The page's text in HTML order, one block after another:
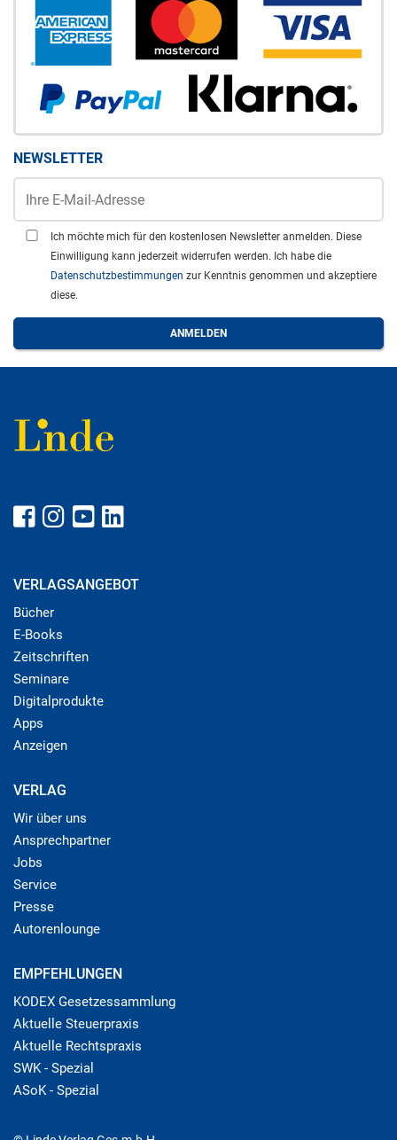
NEWSLETTER
Ich möchte mich für den kostenlosen Newsletter anmelden. Diese
Einwilligung kann jederzeit widerrufen werden. Ich habe die
Datenschutzbestimmungen zur Kenntnis genommen und akzeptiere
diese.
VERLAGSANGEBOT
Bücher
E-Books
Zeitschriften
Seminare
Digitalprodukte
Apps
Anzeigen
VERLAG
Wir über uns
Ansprechpartner
Jobs
Service
Presse
Autorenlounge
EMPFEHLUNGEN
KODEX Gesetzessammlung
Aktuelle Steuerpraxis
Aktuelle Rechtspraxis
SWK - Spezial
ASoK - Spezial